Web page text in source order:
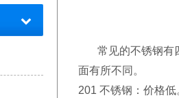
常见的不锈钢有四
面有所不同。
201 不锈钢：价格